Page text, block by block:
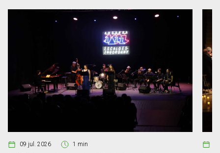
09 jul. 2026 1 min